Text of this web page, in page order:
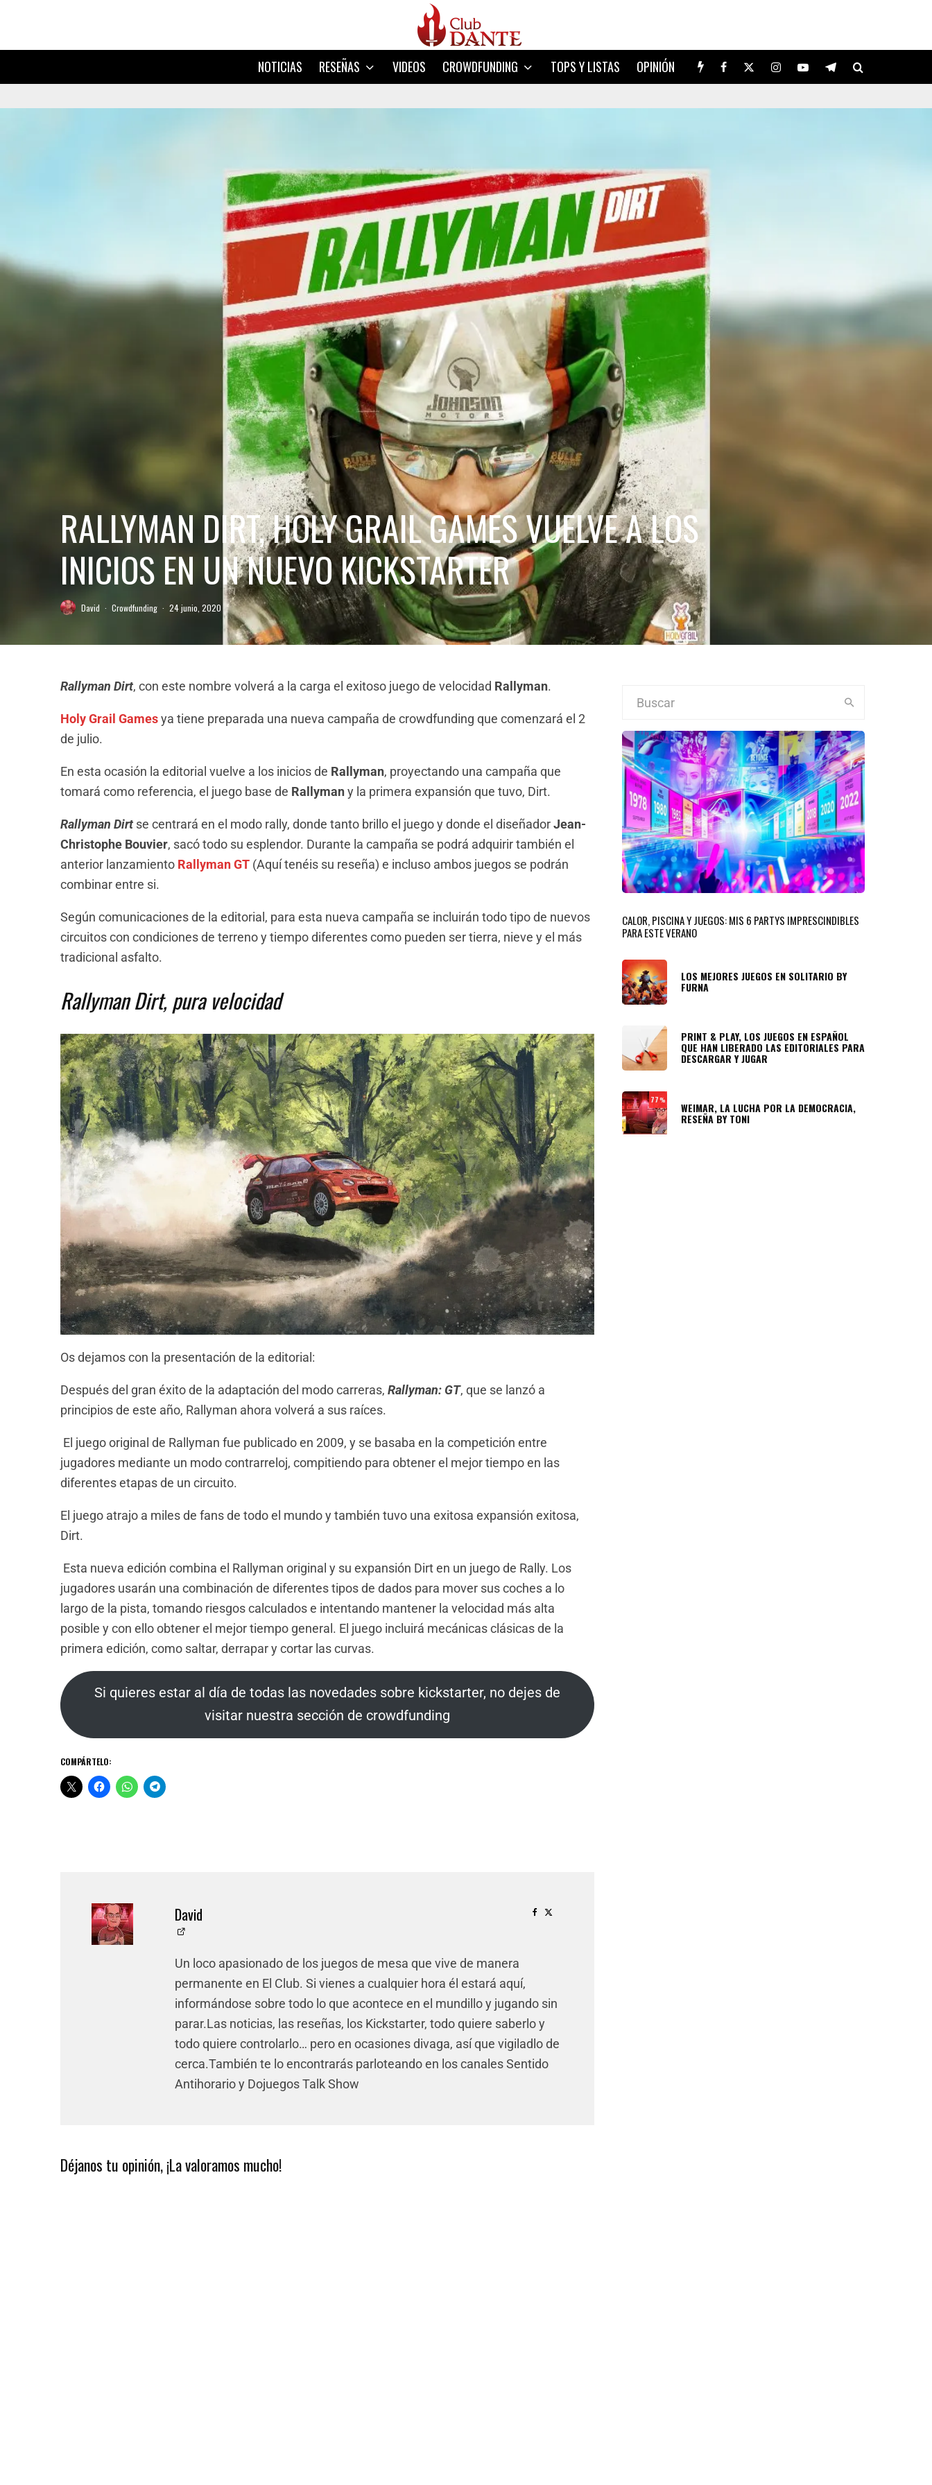
NOTICIAS RESEÑAS VIDEOS CROWDFUNDING TOPS Y LISTAS OPINIÓN
RALLYMAN DIRT, HOLY GRAIL GAMES VUELVE A LOS
INICIOS EN UN NUEVO KICKSTARTER
David · Crowdfunding · 24 junio, 2020
Rallyman Dirt, con este nombre volverá a la carga el exitoso juego de velocidad Rallyman.
Holy Grail Gamesya tiene preparada una nueva campaña de crowdfunding que comenzará el 2
de julio.
En esta ocasión la editorial vuelve a los inicios de Rallyman, proyectando una campaña que
tomará como referencia, el juego base de Rallymany la primera expansión que tuvo, Dirt.
Rallyman Dirtse centrará en el modo rally, donde tanto brillo el juego y donde el diseñadorJean-
Christophe Bouvier, sacó todo su esplendor. Durante la campaña se podrá adquirir también el
anterior lanzamiento Rallyman GT (Aquí tenéis su reseña) e incluso ambos juegos se podrán
combinar entre si.
Según comunicaciones de la editorial, para esta nueva campaña se incluirán todo tipo de nuevos
circuitos con condiciones de terreno y tiempo diferentes como pueden ser tierra, nieve y el más
tradicional asfalto.
Rallyman Dirt, pura velocidad
Os dejamos con la presentación de la editorial:
Después del gran éxito de la adaptación del modo carreras, Rallyman: GT, que se lanzó a
principios de este año, Rallyman ahora volverá a sus raíces.
El juego original de Rallyman fue publicado en 2009, y se basaba en la competición entre
jugadores mediante un modo contrarreloj, compitiendo para obtener el mejor tiempo en las
diferentes etapas de un circuito.
El juego atrajo a miles de fans de todo el mundo y también tuvo una exitosa expansión exitosa,
Dirt.
Esta nueva edición combina el Rallyman original y su expansión Dirt en un juego de Rally. Los
jugadores usarán una combinación de diferentes tipos de dados para mover sus coches a lo
largo de la pista, tomando riesgos calculados e intentando mantener la velocidad más alta
posible y con ello obtener el mejor tiempo general. El juego incluirá mecánicas clásicas de la
primera edición, como saltar, derrapar y cortar las curvas.
Si quieres estar al día de todas las novedades sobre kickstarter, no dejes de
visitar nuestra sección de crowdfunding
COMPÁRTELO:
David
Un loco apasionado de los juegos de mesa que vive de manera
permanente en El Club. Si vienes a cualquier hora él estará aquí,
informándose sobre todo lo que acontece en el mundillo y jugando sin
parar.Las noticias, las reseñas, los Kickstarter, todo quiere saberlo y
todo quiere controlarlo… pero en ocasiones divaga, así que vigiladlo de
cerca.También te lo encontrarás parloteando en los canales Sentido
Antihorario y Dojuegos Talk Show
Déjanos tu opinión, ¡La valoramos mucho!
CALOR, PISCINA Y JUEGOS: MIS 6 PARTYS IMPRESCINDIBLES
PARA ESTE VERANO
LOS MEJORES JUEGOS EN SOLITARIO BY
FURNA
PRINT & PLAY, LOS JUEGOS EN ESPAÑOL
QUE HAN LIBERADO LAS EDITORIALES PARA
DESCARGAR Y JUGAR
77%
WEIMAR, LA LUCHA POR LA DEMOCRACIA,
RESEÑA BY TONI